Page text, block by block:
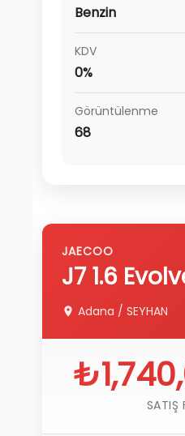
Benzin
KDV
0%
Görüntülenme
68
JAECOO
J71.6
Adana / SEYHAN
SATIŞ